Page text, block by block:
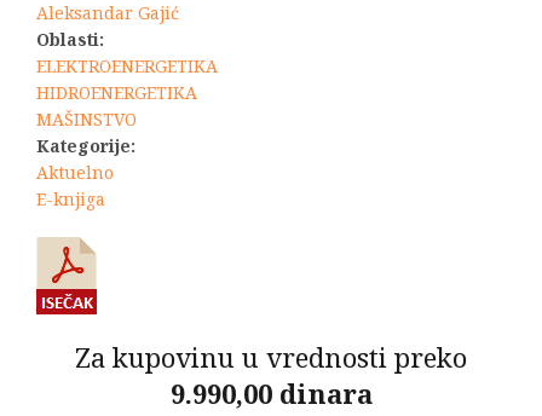
Aleksandar Gajić
Oblasti:
ELEKTROENERGETIKA
HIDROENERGETIKA
MAŠINSTVO
Kategorije:
Aktuelno
E-knjiga
Za kupovinu u vrednosti preko
9.990,00 dinara